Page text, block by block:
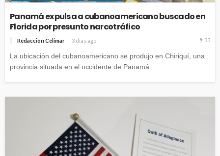
Panamá expulsa a cubanoamericano buscado en
Florida por presunto narcotráfico
Redacción Celimar 3 días ago 33
La ubicación del cubanoamericano se produjo en Chiriquí, una
provincia situada en el occidente de Panamá